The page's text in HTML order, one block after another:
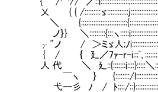
:::::i::::::::::::::::::::::::::::::L
i:::::::::::::::::::::::::::::::))
ﾞ､:::::::::::::::::::::::::》
＼
l:::::::::::::::::::::::::ζ＿
::}::::::::::::::::::::::::癶